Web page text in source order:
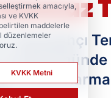
Fethullahçı
Temalı
amacıyla,
ve KVKK
maddelerle
düzenlemeler
KVKK Metni